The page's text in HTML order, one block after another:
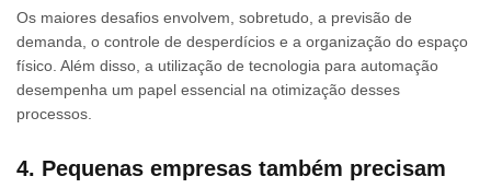
Os maiores desafios envolvem, sobretudo, a previsão de
demanda, o controle de desperdícios e a organização do espaço
físico. Além disso, a utilização de tecnologia para automação
desempenha um papel essencial na otimização desses
processos.
4. Pequenas empresas também precisam